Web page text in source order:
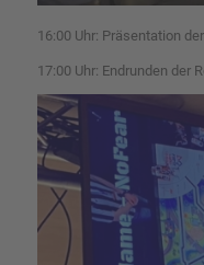
16:00 Uhr: Präsentation
17:00 Uhr: Endrunden der